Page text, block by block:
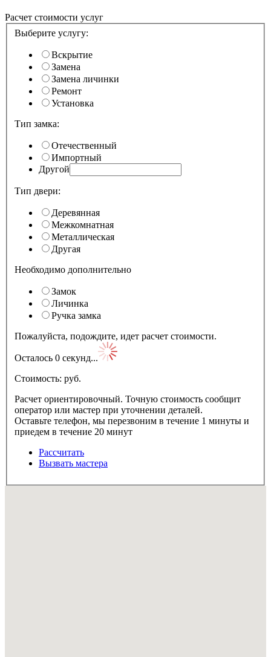
Расчет стоимости услуг
Выберите услугу:
Вскрытие
Замена
Замена личинки
Ремонт
Установка
Тип замка:
Отечественный
Импортный
Другой
Тип двери:
Деревянная
Межкомнатная
Металлическая
Другая
Необходимо дополнительно
Замок
Личинка
Ручка замка
Пожалуйста, подождите, идет расчет стоимости.
Осталось 0 секунд...
Стоимость: pуб.
Расчет ориентировочный. Точную стоимость сообщит
оператор или мастер при уточнении деталей.
Оставьте телефон, мы перезвоним в течение 1 минуты и
приедем в течение 20 минут
Рассчитать
Вызвать мастера